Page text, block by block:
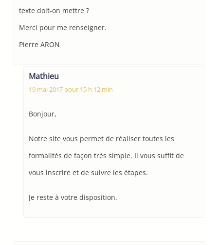
texte doit-on mettre ?
Merci pour me renseigner.
Pierre ARON
Mathieu
19 mai 2017 pour 15 h 12 min
Bonjour,
Notre site vous permet de réaliser toutes les
formalités de façon très simple. Il vous suffit de
vous inscrire et de suivre les étapes.
Je reste à votre disposition.